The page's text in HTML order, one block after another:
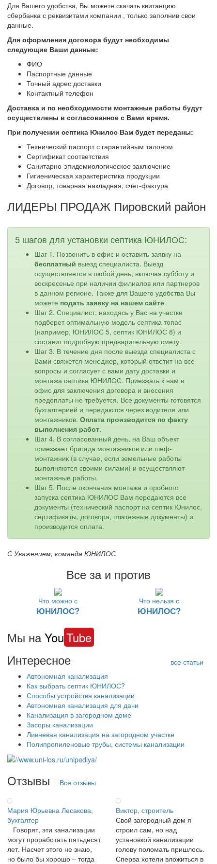
Для Вашего удобства, Вы можете скачать квитанцию
сбербанка с реквизитами компании , только заполнив свои
данные.
Для оформления договора будут необходимы
следующие Ваши данные:
ФИО
Паспортные данные
Точный адрес доставки
Контактный телефон
Доставка и по необходимости монтажные работы будут
осуществлены в согласованное с Вами время.
При получении септика Юнилос Вам будет переданы:
Технический паспорт с гарантийным талоном
Сертификат соответствия
Санитарно-эпидемиологическое заключение
Гигиеническая характеристика продукции
Договор, товарная накладная, счет-фактура
ЛИДЕРЫ ПРОДАЖ Пировский район
5 шагов для установки септика ЮНИЛОС:
Шаг 1. Позвонить в офис и оставить заявку на
бесплатный выезд специалиста. Выезд
осуществляется в любой день, включая субботу и
воскресенье при наличии филиалов или партнеров
в данном регионе. Также для Вашего удобства Вы
можете подать заявку на нашем сайте.
Шаг 2. Специалист, находясь у Вас на участке
подберет оптимальную модель септика топас
(например, ЮНИЛОС 5, септик ЮНИЛОС 8) и
составит подробную предварительную смету.
Шаг 3. В течение дня после выезда специалиста с
Вами свяжется менеджер, который ответит на все
вопросы и согласует с вами дату доставки и
монтажа септика ЮНИЛОС. Приезжать к нам в
офис для заключения договора и внесения
предоплаты не требуется. Все документы готовятся
бухгалтерией и передаются через водителя или
монтажников. Оплата производится по факту
выполнения работ.
Шаг 4. В согласованный день, на Ваш объект
приезжает бригада монтажников или шеф-
монтажник (в случае, если земельные работы
выполняются своими силами) и осуществляют
монтажные работы.
Шаг 5. После окончания монтажа и пробного
запуска септика ЮНИЛОС Вам передаются все
документы (технический паспорт на септик Юнилос,
сертификаты, договора, платежные документы) и
производится оплата.
С Уважением, команда ЮНИЛОС
Все за и против
Что можно с
ЮНИЛОС?
Что нельзя с
ЮНИЛОС?
Мы наYouTube
все статьи
Интересное
Автономная канализация
Как выбрать септик ЮНИЛОС?
Способы устройства канализации
Автономная канализация для дачи
Канализация в загородном доме
Засоры канализации
Ливневая канализация на загородном участке
Полипропиленовые трубы, системы канализации
Отзывы Все отзывы
Мария Юрьевна Лесакова,
бухгалтер
Говорят, эти канализации
могут проработать пятьдесят
лет. Насчет этого не знаю,
но было бы хорошо – тогда
Виктор, строитель
Свой загородный дом я
строил сам, но над
установкой канализации
голову поломать пришлось.
Сперва хотели вложиться в